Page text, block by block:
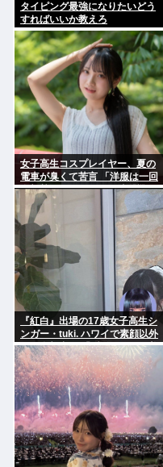
タイピング最強になりたいどう
すればいいか教えろ
女子高生コスプレイヤー、夏の
電車が臭くて苦言 「洋服は一回
全部熱湯につけよう！洗濯機は
キッチンハイター薄めた水で一
回まわそう！」
『紅白』出場の17歳女子高生シ
ンガー・tuki. ハワイで素顔以外
ほぼ全部出し 「隠しきれない美
貌」とSNSざわつく